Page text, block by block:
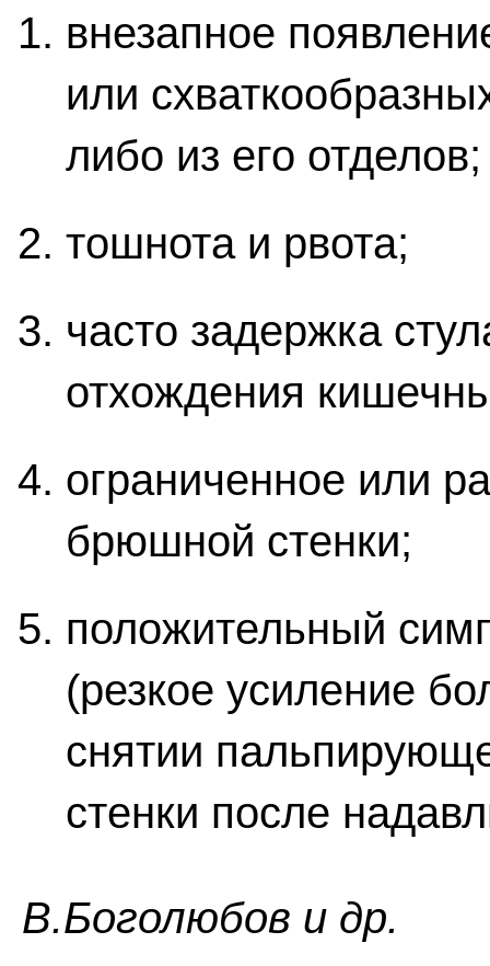
внезапное
или
либо из его отделов;
тошнота и рвота;
часто задержка
отхождения
ограниченное или
брюшной стенки;
положительный
(резкое усиление
снятии
стенки после
В.Боголюбов и др.